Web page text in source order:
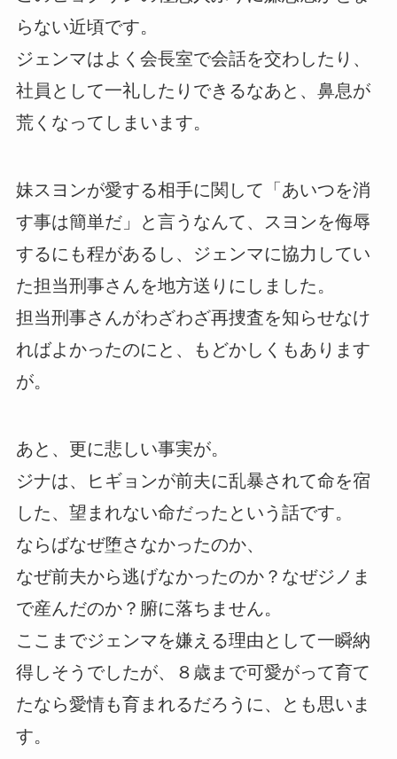
らない近頃です。
ジェンマはよく会長室で会話を交わしたり、
社員として一礼したりできるなあと、鼻息が
荒くなってしまいます。
妹スヨンが愛する相手に関して「あいつを消
す事は簡単だ」と言うなんて、スヨンを侮辱
するにも程があるし、ジェンマに協力してい
た担当刑事さんを地方送りにしました。
担当刑事さんがわざわざ再捜査を知らせなけ
ればよかったのにと、もどかしくもあります
が。
あと、更に悲しい事実が。
ジナは、ヒギョンが前夫に乱暴されて命を宿
した、望まれない命だったという話です。
ならばなぜ堕さなかったのか、
なぜ前夫から逃げなかったのか？なぜジノま
で産んだのか？腑に落ちません。
ここまでジェンマを嫌える理由として一瞬納
得しそうでしたが、８歳まで可愛がって育て
たなら愛情も育まれるだろうに、とも思いま
す。